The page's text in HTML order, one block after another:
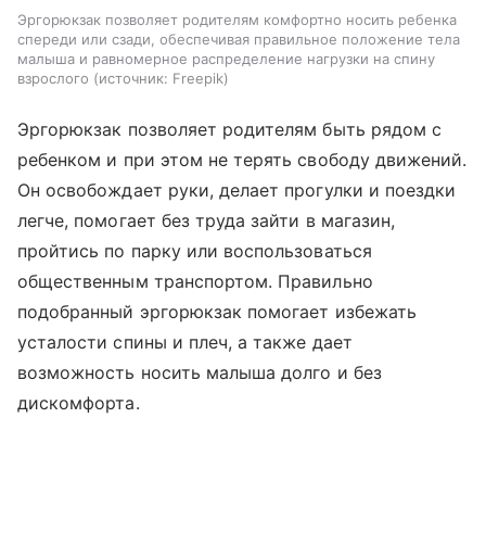
Эргорюкзак позволяет родителям комфортно носить ребенка
спереди или сзади, обеспечивая правильное положение тела
малыша и равномерное распределение нагрузки на спину
взрослого
источник: Freepik
Эргорюкзак позволяет родителям быть рядом с
ребенком и при этом не терять свободу движений.
Он освобождает руки, делает прогулки и поездки
легче, помогает без труда зайти в магазин,
пройтись по парку или воспользоваться
общественным транспортом. Правильно
подобранный эргорюкзак помогает избежать
усталости спины и плеч, а также дает
возможность носить малыша долго и без
дискомфорта.